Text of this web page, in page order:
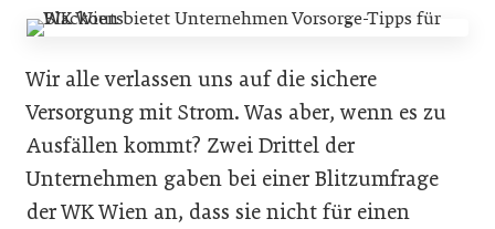
Wir alle verlassen uns auf die sichere
Versorgung mit Strom. Was aber, wenn es zu
Ausfällen kommt? Zwei Drittel der
Unternehmen gaben bei einer Blitzumfrage
der WK Wien an, dass sie nicht für einen